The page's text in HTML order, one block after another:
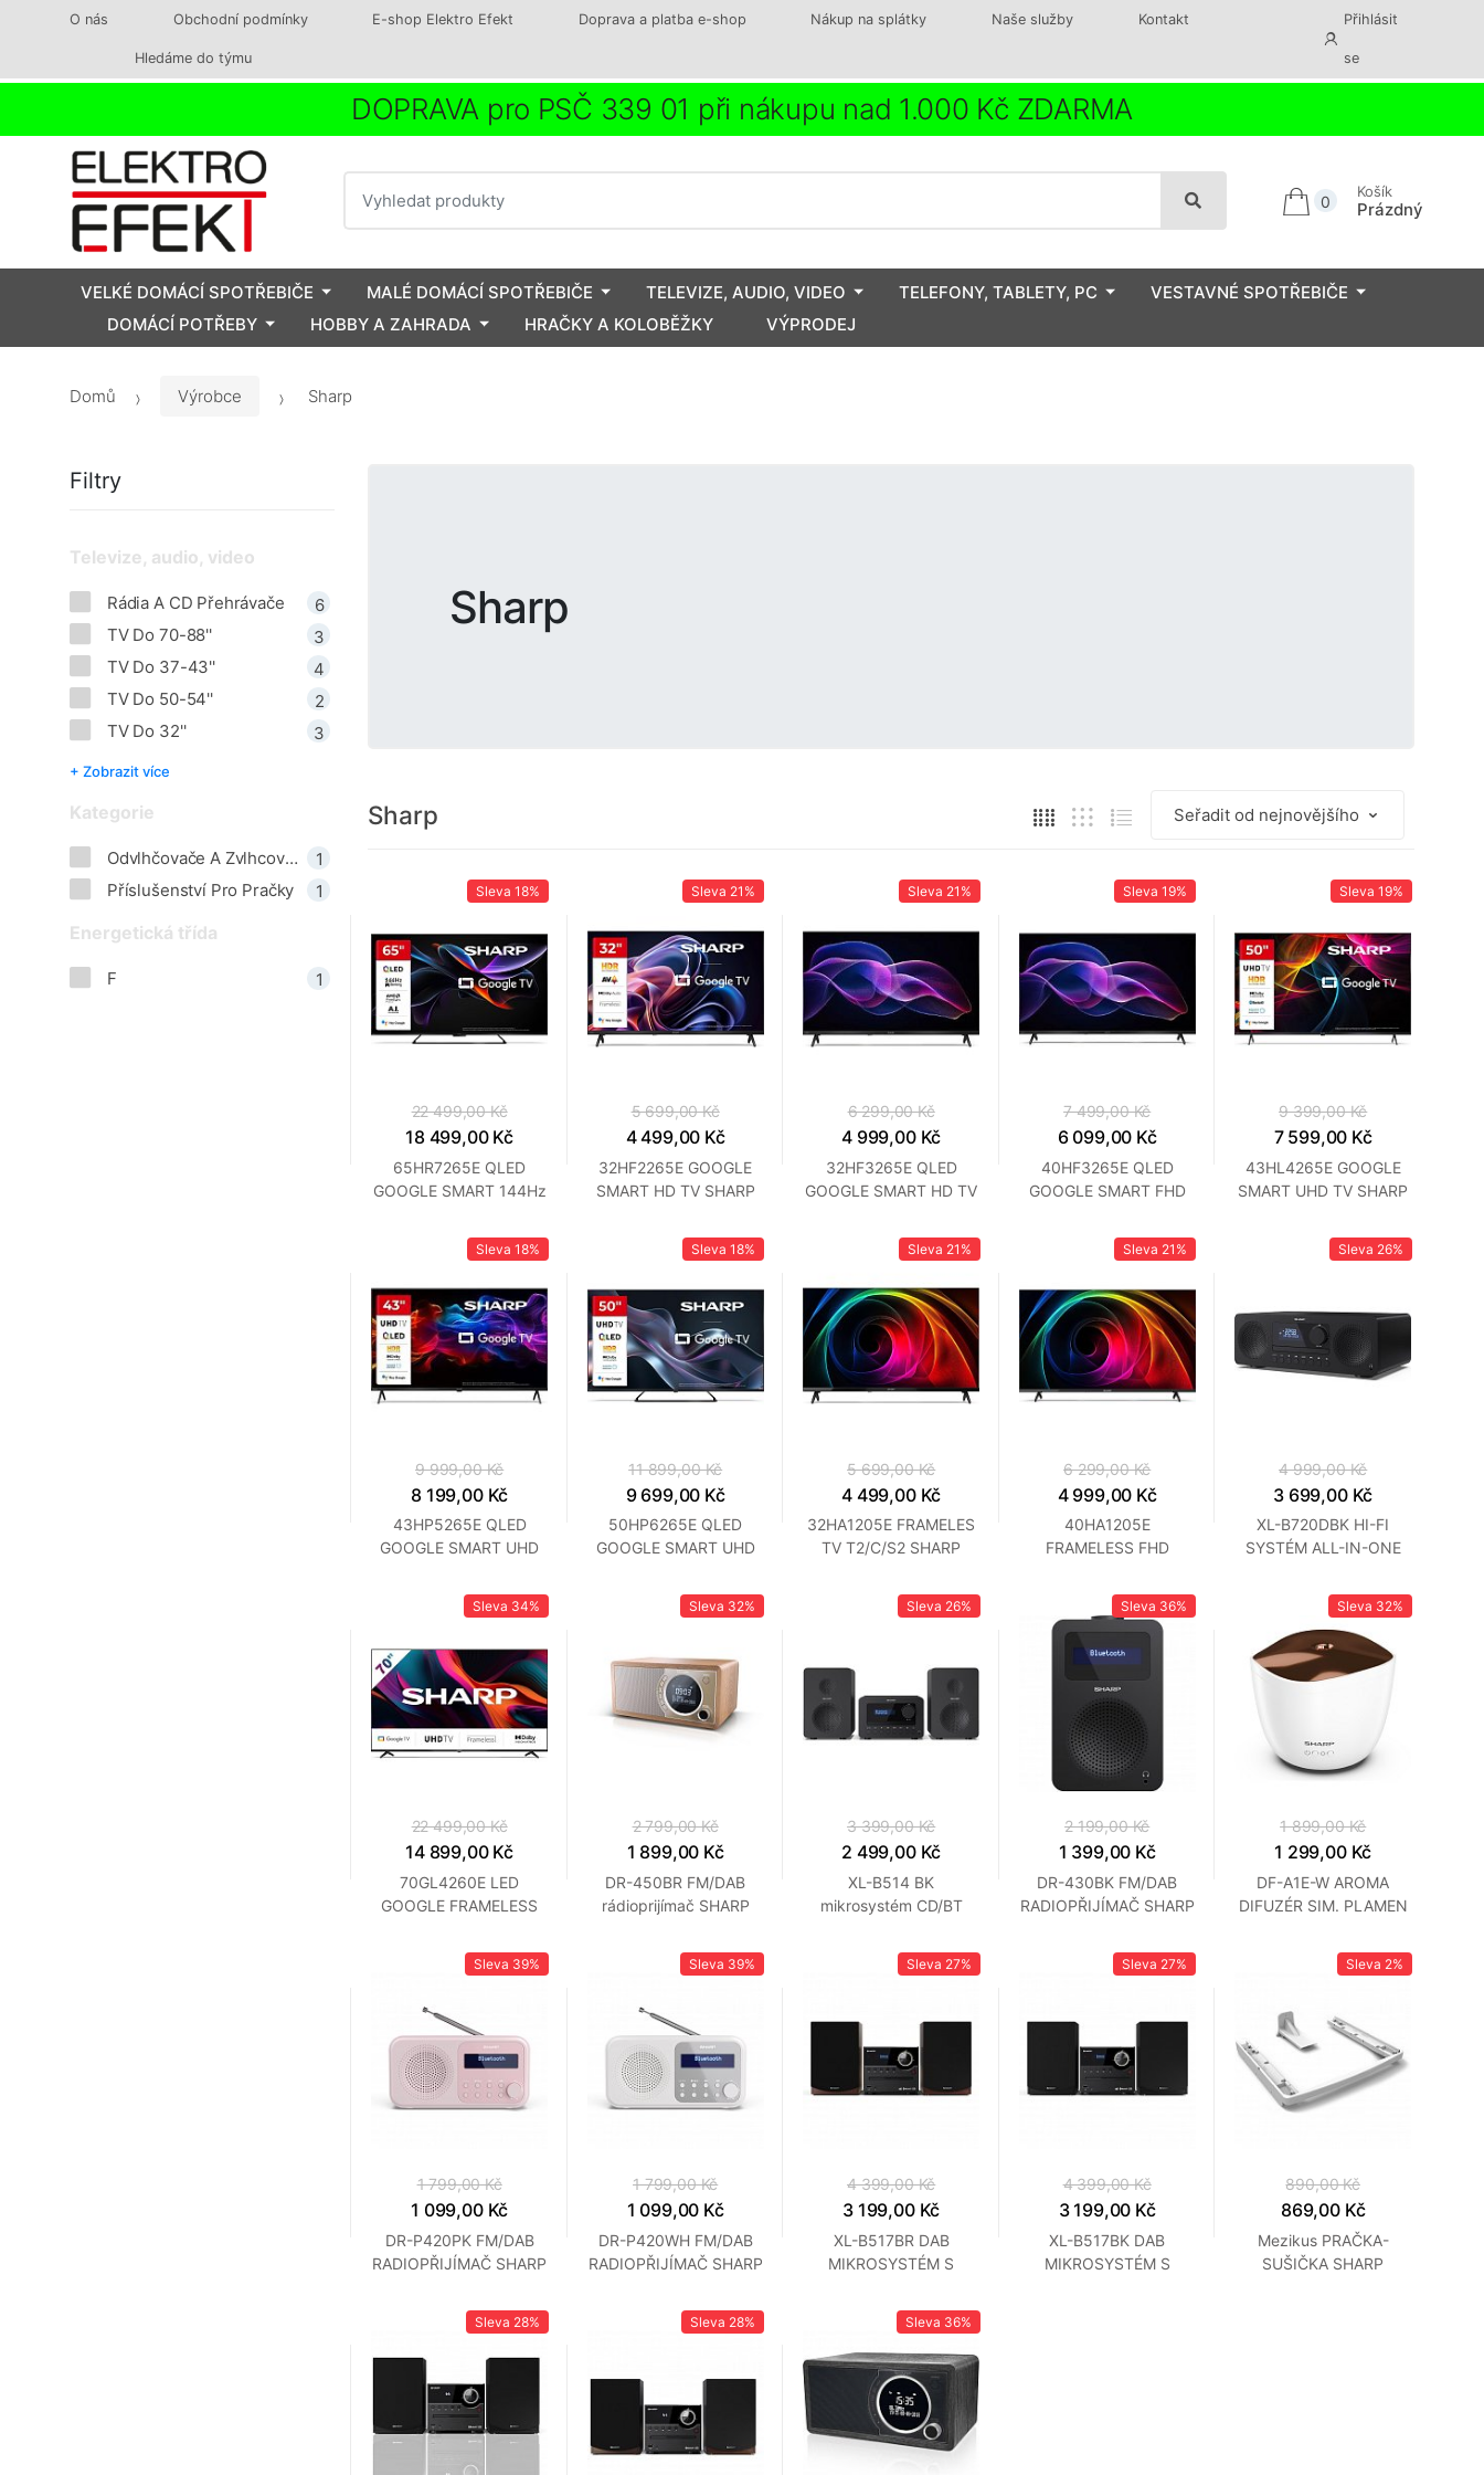
O nás Obchodní podmínky E-shop Elektro Efekt Doprava a platba e-shop Nákup na splátky Naše služby Kontakt
Hledáme do týmu
Přihlásit
se
DOPRAVA pro PSČ 339 01 při nákupu nad 1.000 Kč ZDARMA
0
Košík
Prázdný
VELKÉ DOMÁCÍ SPOTŘEBIČE MALÉ DOMÁCÍ SPOTŘEBIČE TELEVIZE, AUDIO, VIDEO TELEFONY, TABLETY, PC
VESTAVNÉ SPOTŘEBIČE
DOMÁCÍ POTŘEBY
HOBBY A ZAHRADA HRAČKY A KOLOBĚŽKY VÝPRODEJ
Domů Výrobce Sharp
Sharp
Sharp
Sleva 18%
22 499,00 Kč
18 499,00 Kč
65HR7265E QLED
GOOGLE SMART 144Hz
Sleva 21%
5 699,00 Kč
4 499,00 Kč
32HF2265E GOOGLE
SMART HD TV SHARP
Sleva 21%
6 299,00 Kč
4 999,00 Kč
32HF3265E QLED
GOOGLE SMART HD TV
Sleva19%
7 499,00 Kč
6 099,00 Kč
40HF3265E QLED
GOOGLE SMART FHD
Sleva 19%
9 399,00 Kč
7 599,00 Kč
43HL4265E GOOGLE
SMART UHD TV SHARP
Sleva 18%
9 999,00 Kč
8 199,00 Kč
43HP5265E QLED
GOOGLE SMART UHD
Sleva18%
11 899,00 Kč
9 699,00 Kč
50HP6265E QLED
GOOGLE SMART UHD
Sleva 21%
5 699,00 Kč
4 499,00 Kč
32HA1205E FRAMELES
TV T2/C/S2 SHARP
Sleva 21%
6 299,00 Kč
4 999,00 Kč
40HA1205E
FRAMELESS FHD
Sleva 26%
4 999,00 Kč
3 699,00 Kč
XL-B720DBK HI-FI
SYSTÉM ALL-IN-ONE
Sleva 34%
22 499,00 Kč
14 899,00 Kč
70GL4260E LED
GOOGLE FRAMELESS
Sleva 32%
2 799,00 Kč
1 899,00 Kč
DR-450BR FM/DAB
rádioprijímač SHARP
Sleva 26%
3 399,00 Kč
2 499,00 Kč
XL-B514 BK
mikrosystém CD/BT
Sleva 36%
2 199,00 Kč
1 399,00 Kč
DR-430BK FM/DAB
RADIOPŘIJÍMAČ SHARP
Sleva 32%
1 899,00 Kč
1 299,00 Kč
DF-A1E-W AROMA
DIFUZÉR SIM. PLAMEN
Sleva 39%
1 799,00 Kč
1 099,00 Kč
DR-P420PK FM/DAB
RADIOPŘIJÍMAČ SHARP
Sleva 39%
1 799,00 Kč
1 099,00 Kč
DR-P420WH FM/DAB
RADIOPŘIJÍMAČ SHARP
Sleva 27%
4 399,00 Kč
3 199,00 Kč
XL-B517BR DAB
MIKROSYSTÉM S
Sleva 27%
4 399,00 Kč
3 199,00 Kč
XL-B517BK DAB
MIKROSYSTÉM S
Sleva 2%
890,00 Kč
869,00 Kč
Mezikus PRAČKA-
SUŠIČKA SHARP
Sleva 28% Sleva 28% Sleva 36%
Filtry
Televize, audio, video
Rádia A CD Přehrávače
6
TV Do 70-88''
3
TV Do 37-43''
4
TV Do 50-54''
2
TV Do 32''
3
+ Zobrazit více
Kategorie
Odvlhčovače A Zvlhcovace Vzduchu
1
Příslušenství Pro Pračky
1
Energetická třída
F 1